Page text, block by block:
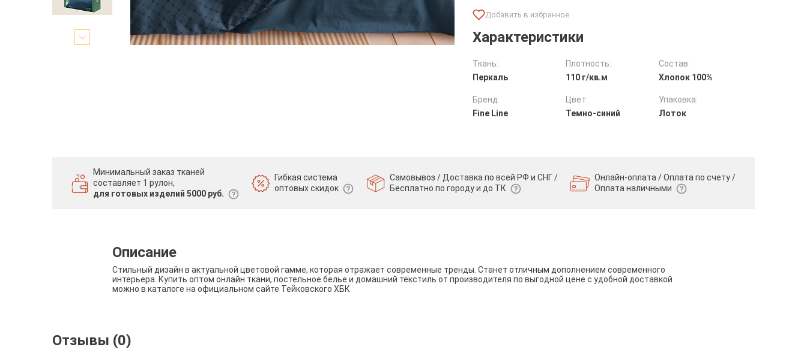
Характеристики
Ткань:
Перкаль
Плотность:
110 г/кв.м
Состав:
Хлопок 100%
Бренд:
Fine Line
Цвет:
Темно-синий
Упаковка:
Лоток
Минимальный заказ тканей
составляет 1 рулон,
для готовых изделий 5000 руб.
Гибкая система
оптовых скидок
Самовывоз / Доставка по всей РФ и СНГ /
Бесплатно по городу и до ТК
Онлайн-оплата / Оплата по счету /
Оплата наличными
Описание
Стильный дизайн в актуальной цветовой гамме, которая отражает современные тренды. Станет отличным дополнением современного
интерьера. Купить оптом онлайн ткани, постельное белье и домашний текстиль от производителя по выгодной цене с удобной доставкой
можно в каталоге на официальном сайте Тейковского ХБК
Отзывы (0)